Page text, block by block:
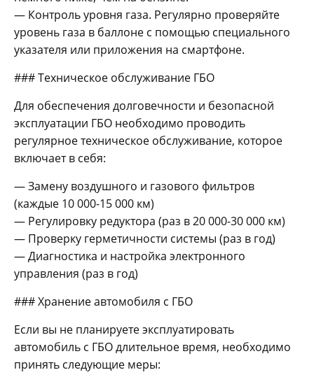
— Контроль уровня газа. Регулярно проверяйте
уровень газа в баллоне с помощью специального
указателя или приложения на смартфоне.
### Техническое обслуживание ГБО
Для обеспечения долговечности и безопасной
эксплуатации ГБО необходимо проводить
регулярное техническое обслуживание, которое
включает в себя:
— Замену воздушного и газового фильтров
(каждые 10 000-15 000 км)
— Регулировку редуктора (раз в 20 000-30 000 км)
— Проверку герметичности системы (раз в год)
— Диагностика и настройка электронного
управления (раз в год)
### Хранение автомобиля с ГБО
Если вы не планируете эксплуатировать
автомобиль с ГБО длительное время, необходимо
принять следующие меры: